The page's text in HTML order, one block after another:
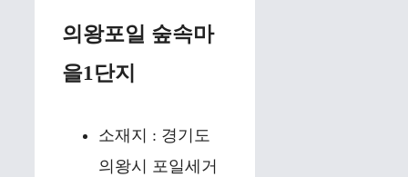
의왕포일 숲속마
을1단지
소재지 : 경기도
의왕시 포일세거